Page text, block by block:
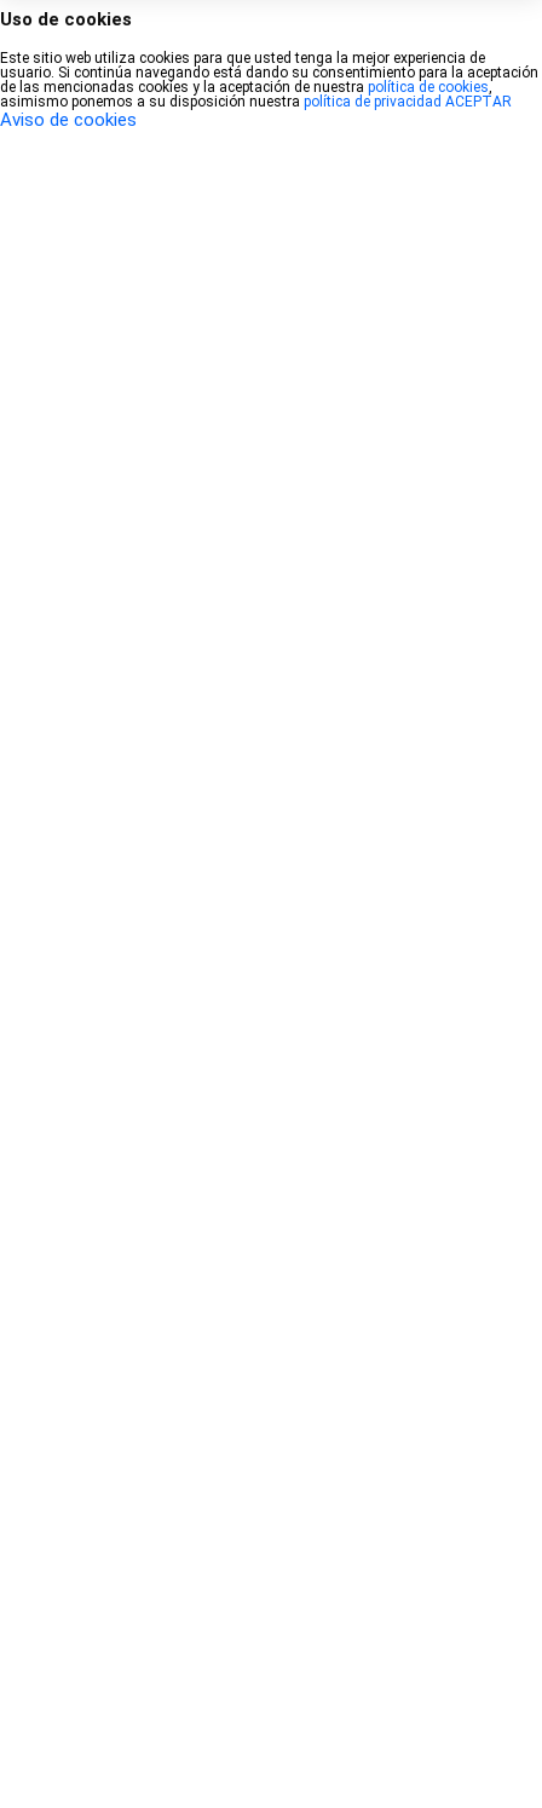
Uso de cookies
Este sitio web utiliza cookies para que usted tenga la mejor experiencia de
usuario. Si continúa navegando está dando su consentimiento para la aceptación
de las mencionadas cookies y la aceptación de nuestra política de cookies,
asimismo ponemos a su disposición nuestra política de privacidad ACEPTAR
Aviso de cookies